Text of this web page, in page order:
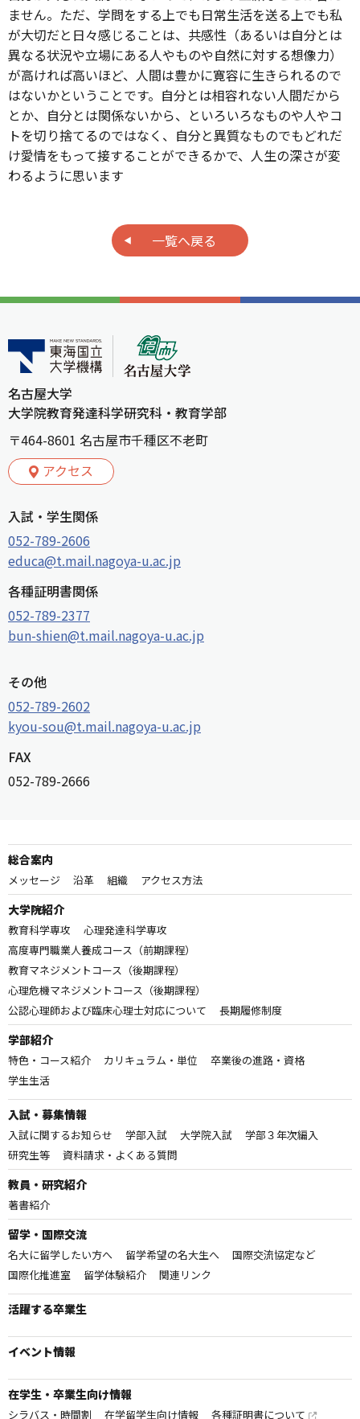
ません。ただ、学問をする上でも日常生活を送る上でも私
が大切だと日々感じることは、共感性（あるいは自分とは
異なる状況や立場にある人やものや自然に対する想像力）
が高ければ高いほど、人間は豊かに寛容に生きられるので
はないかということです。自分とは相容れない人間だから
とか、自分とは関係ないから、といろいろなものや人やコ
トを切り捨てるのではなく、自分と異質なものでもどれだ
け愛情をもって接することができるかで、人生の深さが変
わるように思います
一覧へ戻る
名古屋大学
大学院教育発達科学研究科・教育学部
〒464-8601 名古屋市千種区不老町
アクセス
入試・学生関係
052-789-2606
educa@t.mail.nagoya-u.ac.jp
各種証明書関係
052-789-2377
bun-shien@t.mail.nagoya-u.ac.jp
その他
052-789-2602
kyou-sou@t.mail.nagoya-u.ac.jp
FAX
052-789-2666
総合案内
メッセージ 沿革 組織 アクセス方法
大学院紹介
教育科学専攻
心理発達科学専攻
高度専門職業人養成コース（前期課程）
教育マネジメントコース（後期課程）
心理危機マネジメントコース（後期課程）
公認心理師および臨床心理士対応について
長期履修制度
学部紹介
特色・コース紹介 カリキュラム・単位
卒業後の進路・資格
学生生活
入試・募集情報
入試に関するお知らせ 学部入試 大学院入試
学部３年次編入
研究生等
資料請求・よくある質問
教員・研究紹介
著書紹介
留学・国際交流
名大に留学したい方へ 留学希望の名大生へ
国際交流協定など
国際化推進室
留学体験紹介 関連リンク
活躍する卒業生
イベント情報
在学生・卒業生向け情報
シラバス・時間割 在学留学生向け情報 各種証明書について